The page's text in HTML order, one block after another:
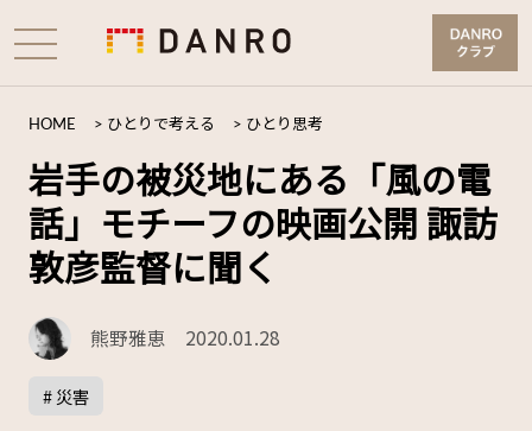
HOME > ひとりで考える > ひとり思考
岩手の被災地にある「風の電
話」モチーフの映画公開 諏訪
敦彦監督に聞く
熊野雅恵 2020.01.28
# 災害